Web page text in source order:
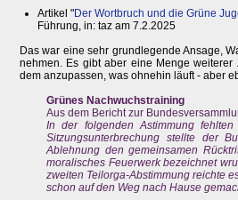
Artikel "Der Wortbruch und die Grüne
Führung, in: taz am 7.2.2025
Das war eine sehr grundlegende Ansage,
nehmen. Es gibt aber eine Menge
dem anzupassen, was ohnehin läuft - aber
Grünes Nachwuchstraining
Aus dem Bericht zur
In der folgenden Astimmung
Sitzungsunterbrechung stellte der
Ablehnung den gemeinsamen
moralisches Feuerwerk bezeichnet
zweiten Teilorga-Abstimmung reichte
schon auf den Weg nach Hause